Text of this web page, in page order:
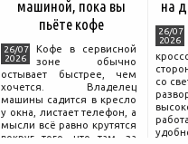
машиной, пока вы
пьёте кофе
26/07
2026
Кофе в сервисной
зоне обычно
остывает быстрее, чем
хочется. Владелец
машины садится в кресло
у окна, листает телефон, а
мысли всё равно крутятся
вокруг того, что там, за
на
26/07
2026
со